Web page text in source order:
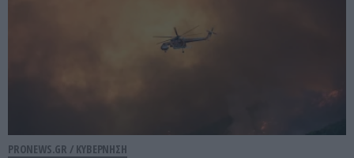
PRONEWS.GR / ΚΥΒΕΡΝΗΣΗ